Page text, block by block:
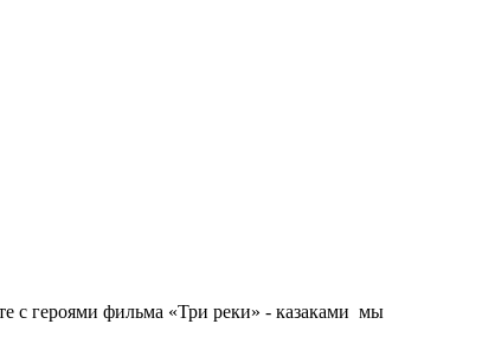
с героями фильма «Три реки» - казаками мы